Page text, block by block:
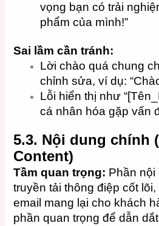
vọng bạn có trải
phẩm của mình!”
Sai lầm cần tránh:
Lời chào quá chung
chỉnh sửa, ví dụ:
Lỗi hiển thị như
cá nhân hóa gặp vấn
5.3. Nội dung chính
Content)
Tầm quan trọng: Phần nội
truyền tải thông điệp cốt
email mang lại cho khách
phần quan trọng để dẫn